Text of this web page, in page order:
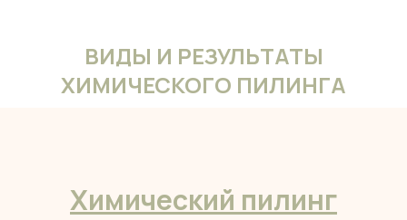
ВИДЫ И РЕЗУЛЬТАТЫ
ХИМИЧЕСКОГО ПИЛИНГА
Химический пилинг